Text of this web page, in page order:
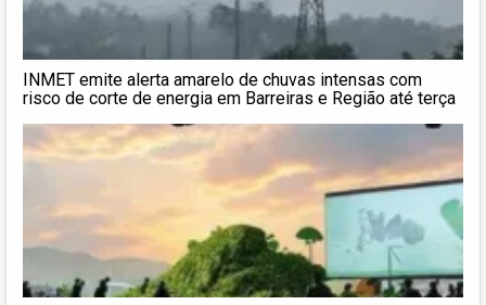
INMET emite alerta amarelo de chuvas intensas com
risco de corte de energia em Barreiras e Região até terça